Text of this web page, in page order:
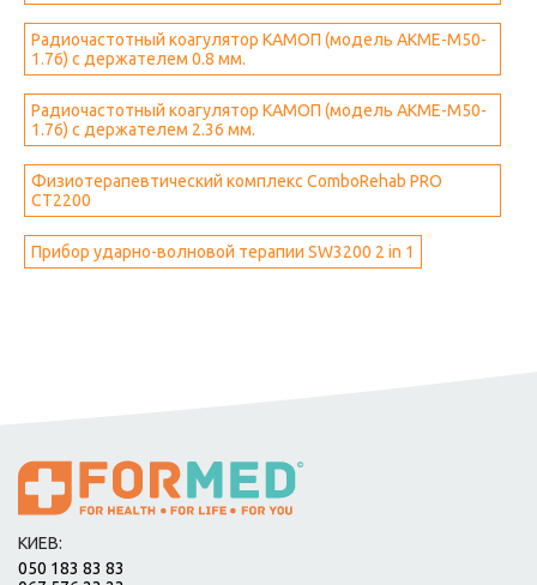
Радиочастотный коагулятор КАМОП (модель АКМЕ-М50-
1.76) с держателем 0.8 мм.
Радиочастотный коагулятор КАМОП (модель АКМЕ-М50-
1.76) с держателем 2.36 мм.
Физиотерапевтический комплекс ComboRehab PRO
CT2200
Прибор ударно-волновой терапии SW3200 2 in 1
КИЕВ:
050 183 83 83